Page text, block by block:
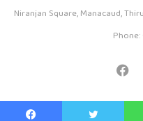
Niranjan Square, Manacaud,